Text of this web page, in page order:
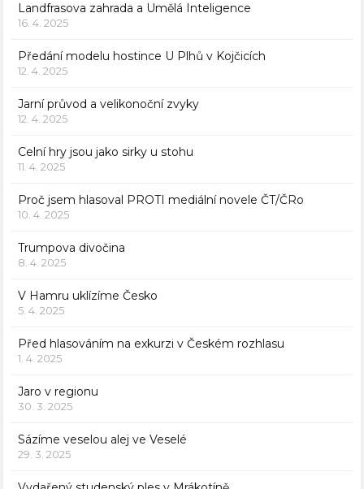
Landfrasova zahrada a Umělá Inteligence
16. 4. 2025
Předání modelu hostince U Plhů v Kojčicích
12. 4. 2025
Jarní průvod a velikonoční zvyky
12. 4. 2025
Celní hry jsou jako sirky u stohu
11. 4. 2025
Proč jsem hlasoval PROTI mediální novele ČT/ČRo
10. 4. 2025
Trumpova divočina
8. 4. 2025
V Hamru uklízíme Česko
5. 4. 2025
Před hlasováním na exkurzi v Českém rozhlasu
1. 4. 2025
Jaro v regionu
30. 3. 2025
Sázíme veselou alej ve Veselé
29. 3. 2025